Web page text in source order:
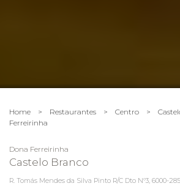
Home > Restaurantes > Centro >
Ferreirinha
Dona Ferreirinha
Castelo Branco
R. Tomás Mendes da Silva Pinto R/C Dto Nº3, 6000-